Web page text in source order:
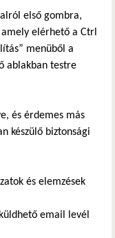
első gombra,
elérhető a Ctrl
menüből a
ablakban testre
és érdemes más
készülő biztonsági
és elemzések
email levél